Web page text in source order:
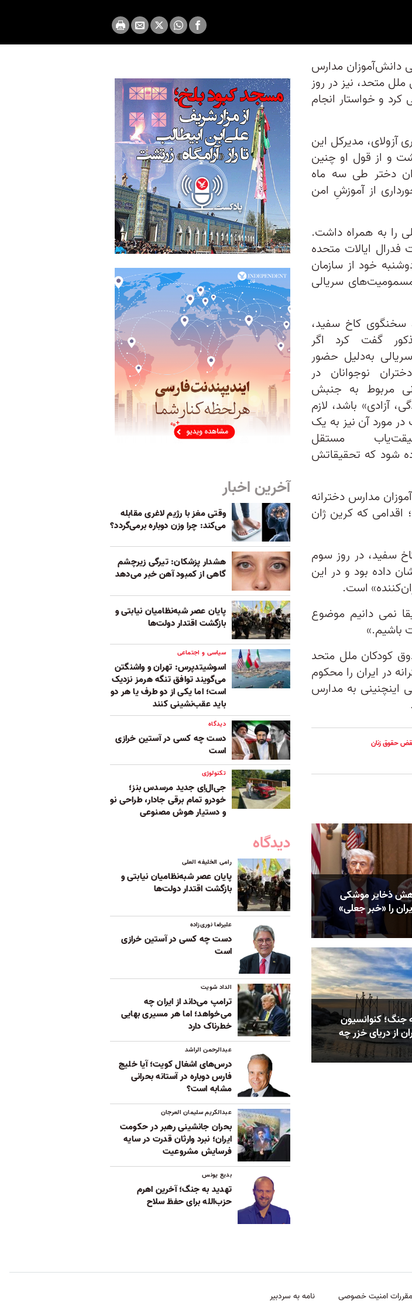
دانش‌آموزان مدارس
متحد، نیز در روز
نگرانی کرد و خواستار انجام
آزولای، مدیرکل این
و از قول او چنین
دختر طی سه ماه
از آموزشِ امن
را به همراه داشت.
ایالات متحده
خود از سازمان
سریالی
سخنگوی کاخ سفید،
گفت کرد اگر
به‌دلیل حضور
نوجوانان در
مربوط به جنبش
آزادی» باشد، لازم
مورد آن نیز به یک
مستقل
شود که تحقیقاتش
مدارس دخترانه
اقدامی که کرین ژان
سفید، در روز سوم
داده بود و در این
است.
نمی دانیم موضوع
باشیم.»
کودکان ملل متحد
در ایران را محکوم
اینچنینی به‌ مدارس
حقوق زنان
ذخایر موشکی
را «خبر جعلی»
جنگ؛ کنوانسیون
از دریای خزر چه
آخرین اخبار
وقتی مغز با رژیم لاغری مقابله
می‌کند: چرا وزن دوباره برمی‌گردد؟
هشدار پزشکان: تیرگی زیرچشم
گاهی از کمبود آهن خبر می‌دهد
پایان عصر شبه‌نظامیان نیابتی و
بازگشت اقتدار دولت‌ها
سیاسی و اجتماعی
اسوشیتدپرس: تهران و واشنگتن
می‌گویند توافق تنگه هرمز نزدیک
است؛ اما یکی از دو طرف یا هر دو
باید عقب‌نشینی کنند
دیدگاه
دست چه کسی در آستین خرازی
است
تکنولوژی
جی‌ال‌اِی جدید مرسدس بنز؛
خودرو تمام برقی جادار، طراحی نو
و دستیار هوش مصنوعی
دیدگاه
رامی الخلیفه العلی
پایان عصر شبه‌نظامیان نیابتی و
بازگشت اقتدار دولت‌ها
علیرضا نوری‌زاده
دست چه کسی در آستین خرازی
است
الداد شویت
ترامپ می‌داند از ایران چه
می‌خواهد؛ اما هر مسیری بهایی
خطرناک دارد
عبدالرحمن الراشد
درس‌های اشغال کویت؛ آیا خلیج
فارس دوباره در آستانه بحرانی
مشابه است؟
عبدالکریم سلیمان العرجان
بحران جانشینی رهبر در حکومت
ایران؛ نبرد وارثان قدرت در سایه
فرسایش مشروعیت
بدیع یونس
تهدید به جنگ؛ آخرین اهرم
حزب‌الله برای حفظ سلاح
مقررات امنیت خصوصی نامه به سردبیر